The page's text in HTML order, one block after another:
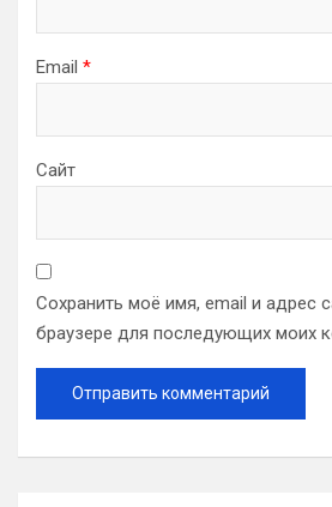
Email *
Сайт
Сохранить моё имя, email и адрес
браузере для последующих моих